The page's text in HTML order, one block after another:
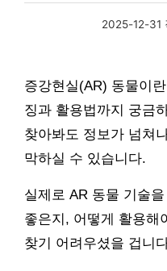
2025-12-31
증강현실(AR) 동물이
징과 활용법까지 궁금
찾아봐도 정보가 넘쳐
막하실 수 있습니다.
실제로 AR 동물 기술
좋은지, 어떻게 활용해
찾기 어려우셨을 겁니